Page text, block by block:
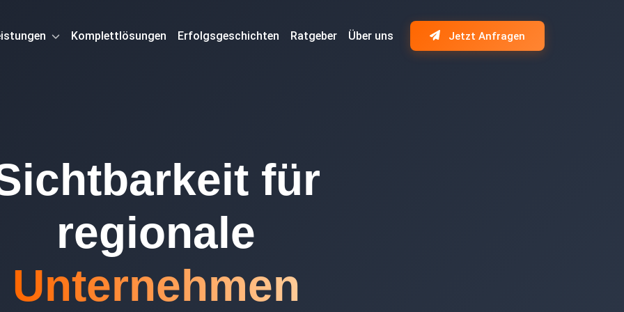
Komplettlösungen Erfolgsgeschichten Ratgeber Über uns Jetzt Anfragen
für
regionale
Unternehmen